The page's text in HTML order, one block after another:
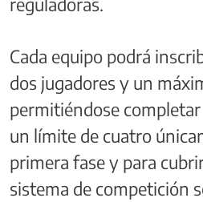
Cada equipo podrá
dos jugadores y un
permitiéndose
un límite de cuatro
primera fase y para
sistema de competición